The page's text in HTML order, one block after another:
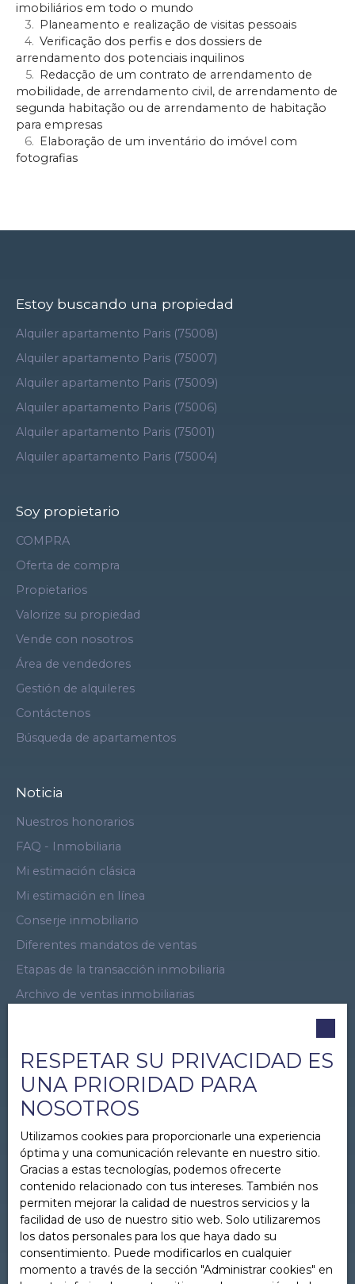
imobiliários em todo o mundo
Planeamento e realização de visitas pessoais
Verificação dos perfis e dos dossiers de
arrendamento dos potenciais inquilinos
Redacção de um contrato de arrendamento de
mobilidade, de arrendamento civil, de arrendamento de
segunda habitação ou de arrendamento de habitação
para empresas
Elaboração de um inventário do imóvel com
fotografias
Estoy buscando una propiedad
Alquiler apartamento Paris (75008)
Alquiler apartamento Paris (75007)
Alquiler apartamento Paris (75009)
Alquiler apartamento Paris (75006)
Alquiler apartamento Paris (75001)
Alquiler apartamento Paris (75004)
Soy propietario
COMPRA
Oferta de compra
Propietarios
Valorize su propiedad
Vende con nosotros
Área de vendedores
Gestión de alquileres
Contáctenos
Búsqueda de apartamentos
Noticia
Nuestros honorarios
FAQ - Inmobiliaria
Mi estimación clásica
Mi estimación en línea
Conserje inmobiliario
Diferentes mandatos de ventas
Etapas de la transacción inmobiliaria
Archivo de ventas inmobiliarias
Visita virtual
Oferta promocional
Introductor de Negocios
Reclutamiento
Patrocinio Inmobiliario
Legal
Política de privacidad
Administrar cookies
Con el respaldo de
RESPETAR SU PRIVACIDAD ES
UNA PRIORIDAD PARA
NOSOTROS
Utilizamos cookies para proporcionarle una experiencia
óptima y una comunicación relevante en nuestro sitio.
Gracias a estas tecnologías, podemos ofrecerte
contenido relacionado con tus intereses. También nos
permiten mejorar la calidad de nuestros servicios y la
facilidad de uso de nuestro sitio web. Solo utilizaremos
los datos personales para los que haya dado su
consentimiento. Puede modificarlos en cualquier
momento a través de la sección ″Administrar cookies″ en